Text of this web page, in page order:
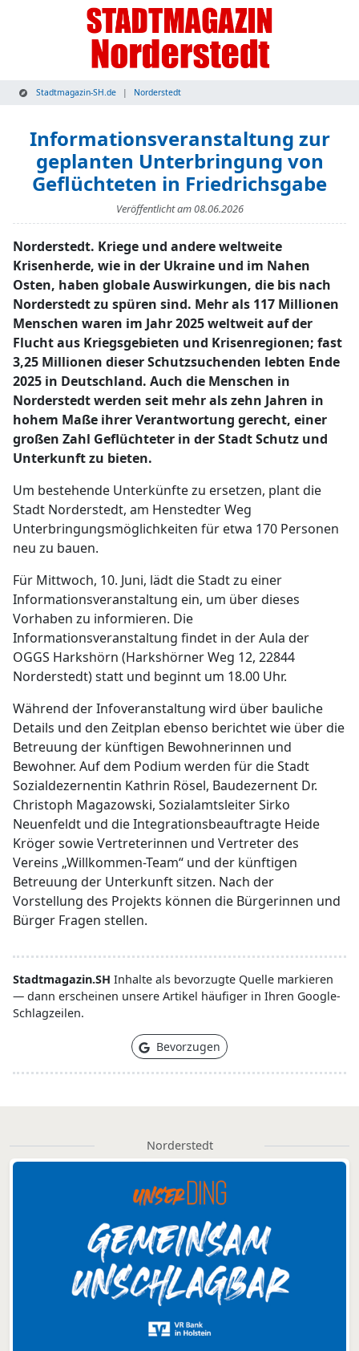
Stadtmagazin-SH.de Norderstedt
Informationsveranstaltung zur
geplanten Unterbringung von
Geflüchteten in Friedrichsgabe
Veröffentlicht am08.06.2026
Norderstedt. Kriege und andere weltweite
Krisenherde, wie in der Ukraine und im Nahen
Osten, haben globale Auswirkungen, die bis nach
Norderstedt zu spüren sind. Mehr als 117 Millionen
Menschen waren im Jahr 2025 weltweit auf der
Flucht aus Kriegsgebieten und Krisenregionen; fast
3,25 Millionen dieser Schutzsuchenden lebten Ende
2025 in Deutschland. Auch die Menschen in
Norderstedt werden seit mehr als zehn Jahren in
hohem Maße ihrer Verantwortung gerecht, einer
großen Zahl Geflüchteter in der Stadt Schutz und
Unterkunft zu bieten.
Um bestehende Unterkünfte zu ersetzen, plant die
Stadt Norderstedt, am Henstedter Weg
Unterbringungsmöglichkeiten für etwa 170 Personen
neu zu bauen.
Für Mittwoch, 10. Juni, lädt die Stadt zu einer
Informationsveranstaltung ein, um über dieses
Vorhaben zu informieren. Die
Informationsveranstaltung findet in der Aula der
OGGS Harkshörn (Harkshörner Weg 12, 22844
Norderstedt) statt und beginnt um 18.00 Uhr.
Während der Infoveranstaltung wird über bauliche
Details und den Zeitplan ebenso berichtet wie über die
Betreuung der künftigen Bewohnerinnen und
Bewohner. Auf dem Podium werden für die Stadt
Sozialdezernentin Kathrin Rösel, Baudezernent Dr.
Christoph Magazowski, Sozialamtsleiter Sirko
Neuenfeldt und die Integrationsbeauftragte Heide
Kröger sowie Vertreterinnen und Vertreter des
Vereins „Willkommen-Team“ und der künftigen
Betreuung der Unterkunft sitzen. Nach der
Vorstellung des Projekts können die Bürgerinnen und
Bürger Fragen stellen.
Stadtmagazin.SH Inhalte als bevorzugte Quelle markieren
— dann erscheinen unsere Artikel häufiger in Ihren Google-
Schlagzeilen.
Bevorzugen
Norderstedt